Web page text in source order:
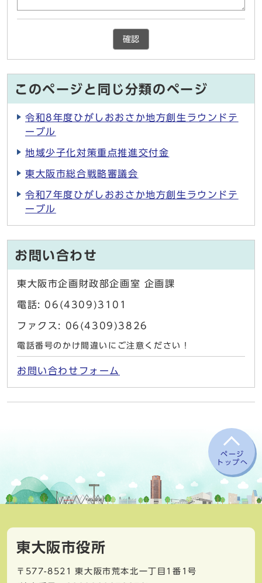
確認
このページと同じ分類のページ
令和8年度ひがしおおさか地方創生ラウンドテ
ーブル
地域少子化対策重点推進交付金
東大阪市総合戦略審議会
令和7年度ひがしおおさか地方創生ラウンドテ
ーブル
お問い合わせ
東大阪市企画財政部企画室 企画課
電話: 06(4309)3101
ファクス: 06(4309)3826
電話番号のかけ間違いにご注意ください！
お問い合わせフォーム
ページ
トップへ
東大阪市役所
〒577-8521
東大阪市荒本北一丁目1番1号